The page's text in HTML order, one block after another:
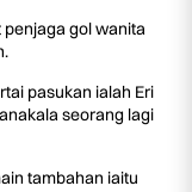
penjaga gol wanita
pasukan ialah Eri
seorang lagi
tambahan iaitu